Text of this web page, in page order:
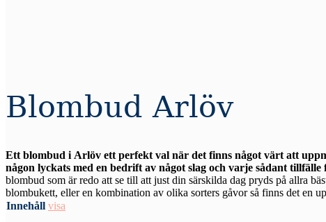
Blombud Arlöv
Ett blombud i Arlöv ett perfekt val när det finns något värt att
någon lyckats med en bedrift av något slag och varje sådant
blombud som är redo att se till att just din särskilda dag pryds på allra
blombukett, eller en kombination av olika sorters gåvor så finns det en
Innehåll visa